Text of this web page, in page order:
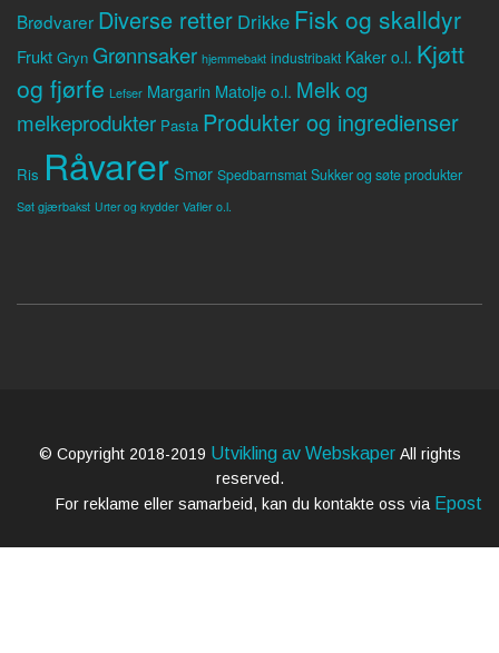
Brødvarer Diverse retter Drikke Fisk og skalldyr
Frukt Gryn Grønnsaker hjemmebakt industribakt Kaker o.l. Kjøtt
og fjørfe Lefser Margarin Matolje o.l. Melk og
melkeprodukter Pasta Produkter og ingredienser
Ris RåvarerSmør Spedbarnsmat Sukker og søte produkter
Søt gjærbakst Urter og krydder Vafler o.l.
© Copyright 2018-2019 Utvikling av Webskaper All rights
reserved.
For reklame eller samarbeid, kan du kontakte oss via Epost